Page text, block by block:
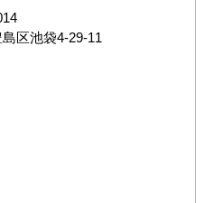
区池袋4-29-11